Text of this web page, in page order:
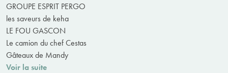
GROUPE ESPRIT PERGO
les saveurs de keha
LE FOU GASCON
Le camion du chef Cestas
Gâteaux de Mandy
Voir la suite